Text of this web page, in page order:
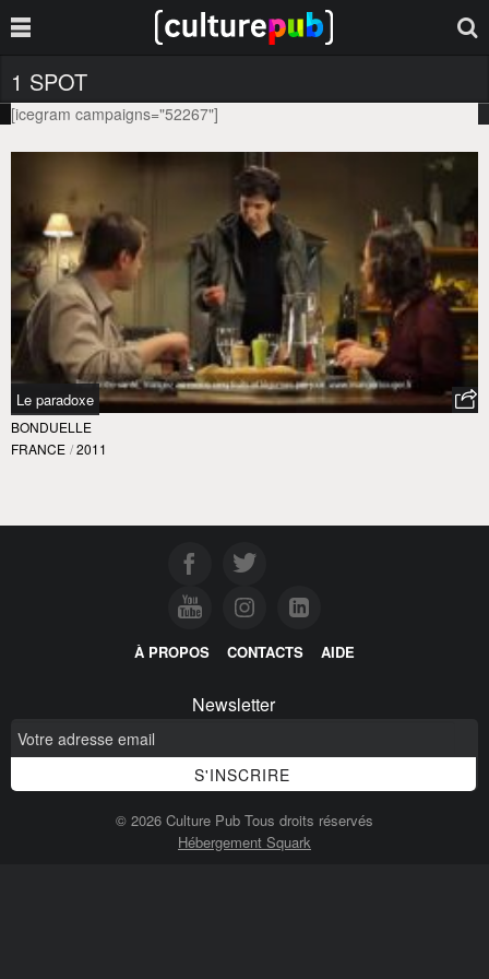
1 SPOT
[icegram campaigns="52267"]
Le paradoxe
BONDUELLE
FRANCE / 2011
À PROPOS CONTACTS AIDE
Newsletter
© 2026 Culture Pub Tous droits réservés
Hébergement Squark